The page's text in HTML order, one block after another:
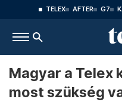
TELEX AFTER G7
Magyar a Telex
most szükség